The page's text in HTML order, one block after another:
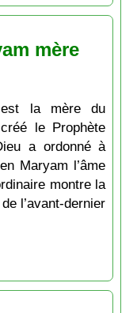
mère
la mère du
le Prophète
Maryam l’âme
montre la
l’avant-dernier